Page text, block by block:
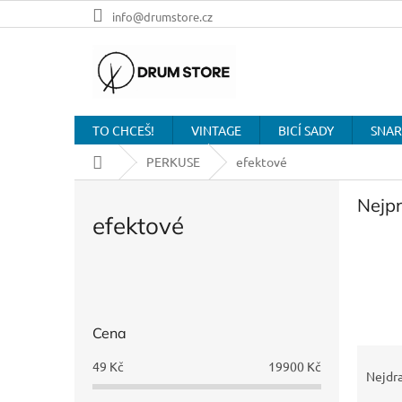
na
info@drumstore.cz
TO CHCEŠ! VINTAGE BICÍ SADY
Domů
PERKUSE efektové
efektové
Cena
49 Kč 19900 Kč